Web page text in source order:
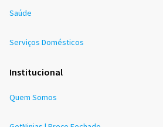
Saúde
Serviços Domésticos
Institucional
Quem Somos